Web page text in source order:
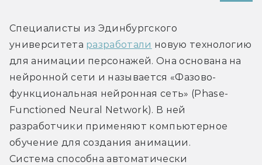
Специалисты из Эдинбургского
университета разработали новую технологию
для анимации персонажей. Она основана на
нейронной сети и называется «Фазово-
функциональная нейронная сеть» (Phase-
Functioned Neural Network). В ней
разработчики применяют компьютерное
обучение для создания анимации.
Система способна автоматически